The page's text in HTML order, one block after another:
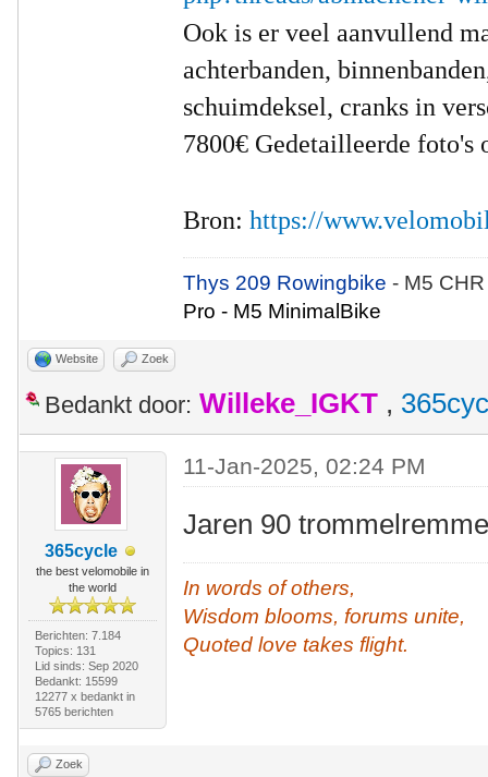
Ook is er veel aanvullend
achterbanden,
schuimdeksel, cranks in
7800€ Gedetailleerde foto's
Bron:https://
Thys 209 Rowingbike- M5
Pro - M5 MinimalBike
Website Zoek
Bedankt door: Willeke_IGKT ,
365cycle
the best velomobile in
the world
Berichten: 7.184
Topics: 131
Lid sinds: Sep 2020
Bedankt: 15599
12277 x bedankt in
5765 berichten
11-Jan-2025, 02:24 PM
Jaren 90
In words of others,
Wisdom blooms, forums unite,
Quoted love takes flight.
Zoek